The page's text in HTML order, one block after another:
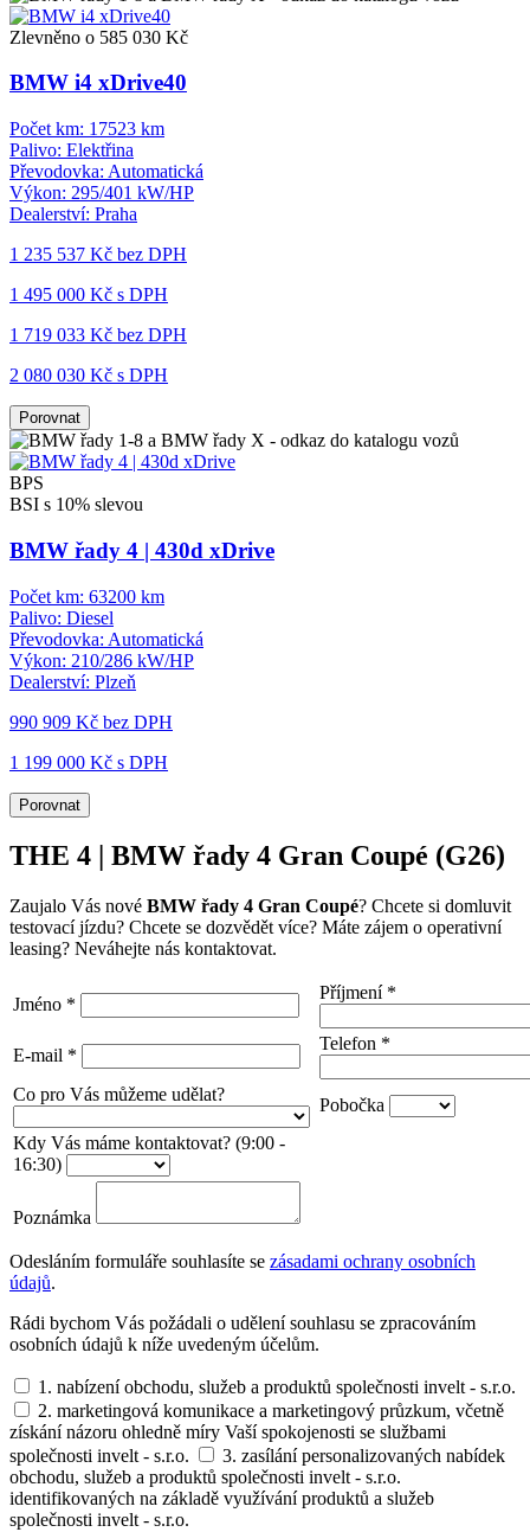
Zlevněno o 585 030 Kč
BMW i4 xDrive40
Počet km: 17523 km
Palivo: Elektřina
Převodovka: Automatická
Výkon: 295/401 kW/HP
Dealerství: Praha
1 235 537 Kč bez DPH
1 495 000 Kč s DPH
1 719 033 Kč bez DPH
2 080 030 Kč s DPH
Porovnat
BPS
BSI s 10% slevou
BMW řady 4 | 430d xDrive
Počet km: 63200 km
Palivo: Diesel
Převodovka: Automatická
Výkon: 210/286 kW/HP
Dealerství: Plzeň
990 909 Kč bez DPH
1 199 000 Kč s DPH
Porovnat
THE 4 | BMW řady 4 Gran Coupé (G26)
Zaujalo Vás nové BMW řady 4 Gran Coupé? Chcete si domluvit
testovací jízdu? Chcete se dozvědět více? Máte zájem o operativní
leasing? Neváhejte nás kontaktovat.
Jméno *
Příjmení *
E-mail *
Telefon *
Co pro Vás můžeme udělat?
Pobočka
Kdy Vás máme kontaktovat? (9:00 -
16:30)
Poznámka
Odesláním formuláře souhlasíte se zásadami ochrany osobních
údajů.
Rádi bychom Vás požádali o udělení souhlasu se zpracováním
osobních údajů k níže uvedeným účelům.
1. nabízení obchodu, služeb a produktů společnosti invelt - s.r.o.
2. marketingová komunikace a marketingový průzkum, včetně
získání názoru ohledně míry Vaší spokojenosti se službami
společnosti invelt - s.r.o.
3. zasílání personalizovaných nabídek
obchodu, služeb a produktů společnosti invelt - s.r.o.
identifikovaných na základě využívání produktů a služeb
společnosti invelt - s.r.o.